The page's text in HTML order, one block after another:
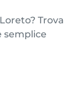
Trova
semplice